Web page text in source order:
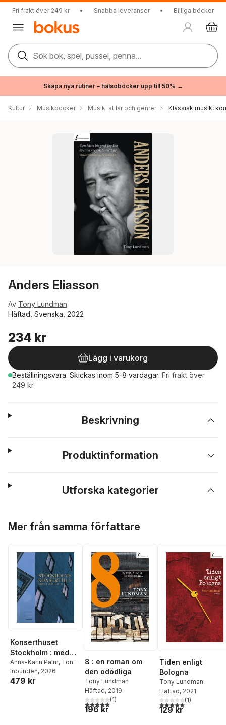
Fri frakt över 249 kr • Snabba leveranser • Billiga böcker
Sök bok, spel, pussel, penna...
Skapa nya rutiner – hälsoböcker upp till 50% →
Kultur Musikböcker Musik: stilar och genrer Klassisk musik,
Anders Eliasson
Av Tony Lundman
Häftad, Svenska, 2022
234 kr
Lägg i varukorg
Beställningsvara. Skickas inom 5-8 vardagar. Fri frakt över
249 kr.
Beskrivning
Produktinformation
Utforska kategorier
Mer från samma författare
Konserthuset
Stockholm : med
det röda hjärtat
Anna-Karin Palm, Tony
Lundman, Bo
Madestrand
Inbunden, 2026
479 kr
8 : en roman om
den odödliga
Tony Lundman
Häftad, 2019
5,0utav 5 stjärnor. Totalt antal röster:
(1)
196 kr
Tiden enligt
Bologna
Tony Lundman
Häftad, 2021
5,0utav 5 stjärnor.
(1)
129 kr